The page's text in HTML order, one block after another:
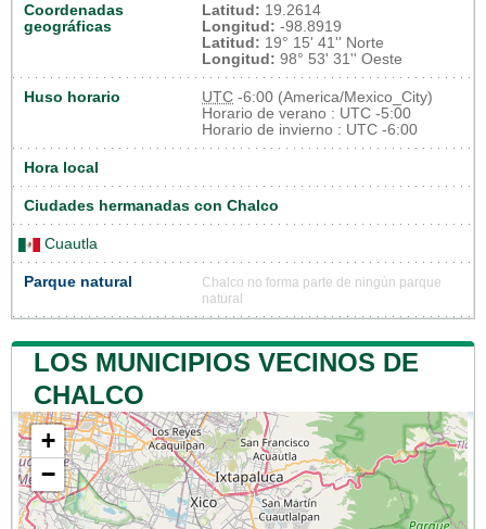
Coordenadas
geográficas
Latitud: 19.2614
Longitud: -98.8919
Latitud: 19° 15' 41'' Norte
Longitud: 98° 53' 31'' Oeste
Huso horario UTC -6:00 (America/Mexico_City)
Horario de verano : UTC -5:00
Horario de invierno : UTC -6:00
Hora local
Ciudades hermanadas con Chalco
Cuautla
Parque natural
Chalco no forma parte de ningún parque
natural
LOS MUNICIPIOS VECINOS DE
CHALCO
+
−